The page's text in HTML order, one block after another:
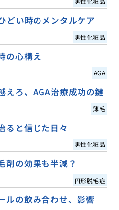
どい時のメンタルケア
男性化粧品
の心構え
AGA
えろ、AGA治療成功の鍵
薄毛
ると信じた日々
男性化粧品
剤の効果も半減？
円形脱毛症
ルの飲み合わせ、影響